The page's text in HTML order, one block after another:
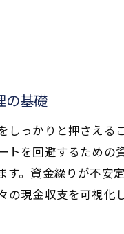
の基礎
っかりと押さえる
を回避するための
。資金繰りが不安
の現金収支を可視化